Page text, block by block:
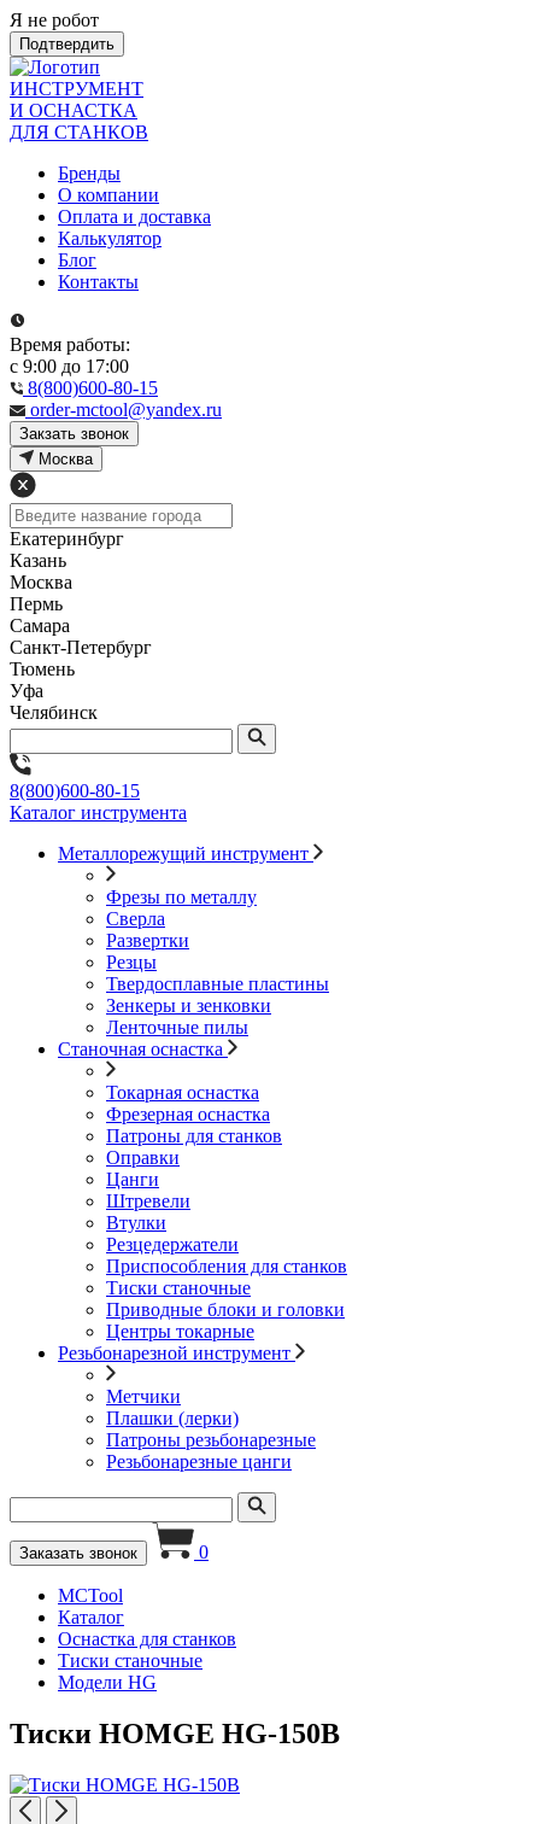
Я не робот
Подтвердить
ИНСТРУМЕНТ
И ОСНАСТКА
ДЛЯ СТАНКОВ
Бренды
О компании
Оплата и доставка
Калькулятор
Блог
Контакты
Время работы:
с 9:00 до 17:00
8(800)600-80-15
order-mctool@yandex.ru
Закзать звонок
Москва
Екатеринбург
Казань
Москва
Пермь
Самара
Санкт-Петербург
Тюмень
Уфа
Челябинск
8(800)600-80-15
Каталог инструмента
Металлорежущий инструмент
Фрезы по металлу
Сверла
Развертки
Резцы
Твердосплавные пластины
Зенкеры и зенковки
Ленточные пилы
Станочная оснастка
Токарная оснастка
Фрезерная оснастка
Патроны для станков
Оправки
Цанги
Штревели
Втулки
Резцедержатели
Приспособления для станков
Тиски станочные
Приводные блоки и головки
Центры токарные
Резьбонарезной инструмент
Метчики
Плашки (лерки)
Патроны резьбонарезные
Резьбонарезные цанги
Заказать звонок 0
MCTool
Каталог
Оснастка для станков
Тиски станочные
Модели HG
Тиски HOMGE HG-150B